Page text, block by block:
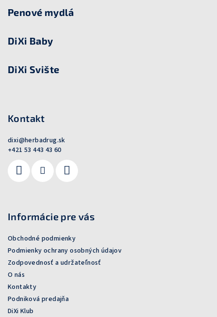
Penové mydlá
DiXi Baby
DiXi Svište
Kontakt
dixi@herbadrug.sk
+421 53 443 43 60
Informácie pre vás
Obchodné podmienky
Podmienky ochrany osobných údajov
Zodpovednosť a udržateľnosť
O nás
Kontakty
Podniková predajňa
DiXi Klub